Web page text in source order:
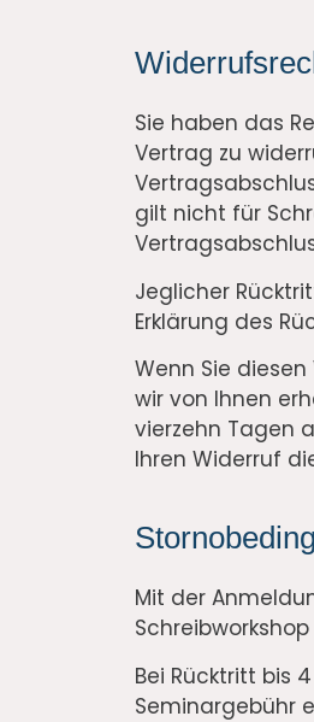
Sie haben das
Vertrag zu
gilt nicht für
Jeglicher
Erklärung des
Wenn Sie
wir von Ihnen
vierzehn Tagen
Ihren Widerruf
Mit der
Bei Rücktritt bis
Seminargebühr